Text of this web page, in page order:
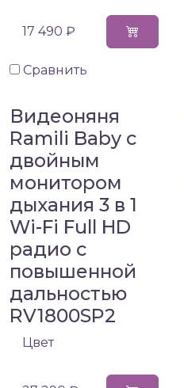
17 490 ₽
Сравнить
Видеоняня
Ramili Baby с
двойным
монитором
дыхания 3 в 1
Wi-Fi Full HD
радио с
повышенной
дальностью
RV1800SP2
Цвет